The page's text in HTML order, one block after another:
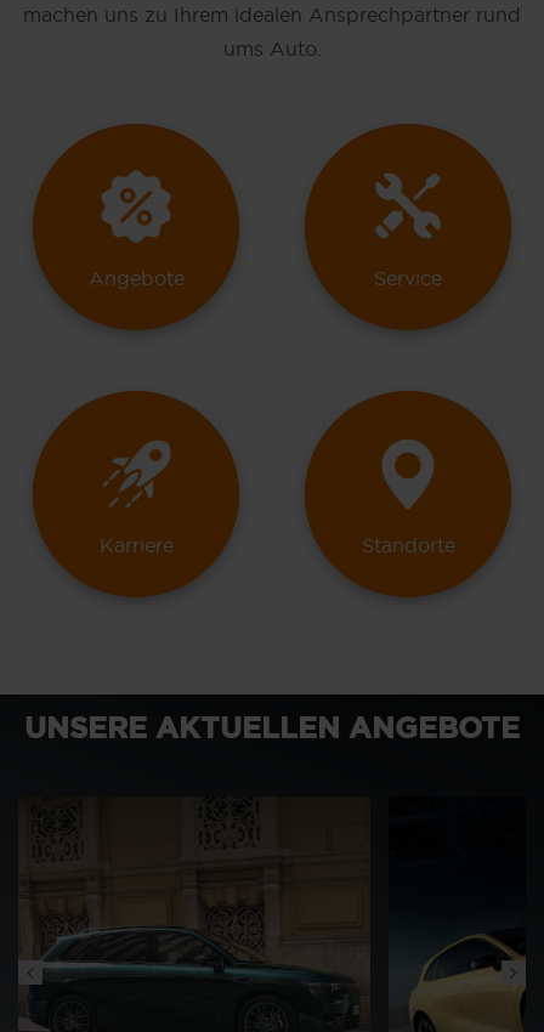
machen uns zu Ihrem idealen Ansprechpartner rund
ums Auto.
Angebote Service
Karriere Standorte
UNSERE AKTUELLEN ANGEBOTE